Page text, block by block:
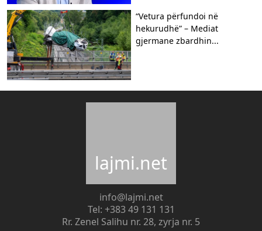
“Vetura përfundoi në
hekurudhë” – Mediat
gjermane zbardhin...
lajmi.net
info@lajmi.net
Tel: +383 49 131 131
Rr. Zenel Salihu nr. 28, zyrja nr. 5